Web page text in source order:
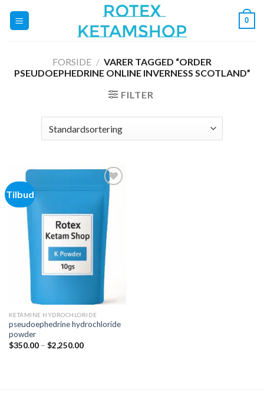
0
FORSIDE / VARER TAGGED “ORDER
PSEUDOEPHEDRINE ONLINE INVERNESS SCOTLAND”
FILTER
Tilbud
Add to
wishlist
KETAMINE HYDROCHLORIDE
pseudoephedrine hydrochloride
powder
$350.00 – $2,250.00Prisinterval: